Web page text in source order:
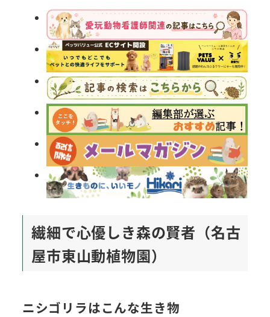
繊細で心優しき森の賢者（名古
屋市東山動植物園）
ニシゴリラはこんな生き物